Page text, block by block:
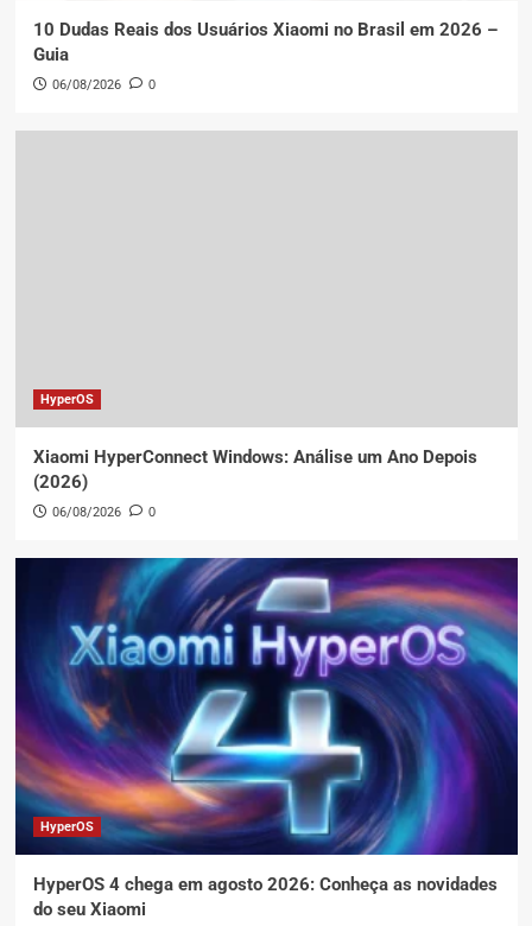
10 Dudas Reais dos Usuários Xiaomi no Brasil em 2026 –
Guia
06/08/2026 0
HyperOS
Xiaomi HyperConnect Windows: Análise um Ano Depois
(2026)
06/08/2026 0
HyperOS
HyperOS 4 chega em agosto 2026: Conheça as novidades
do seu Xiaomi